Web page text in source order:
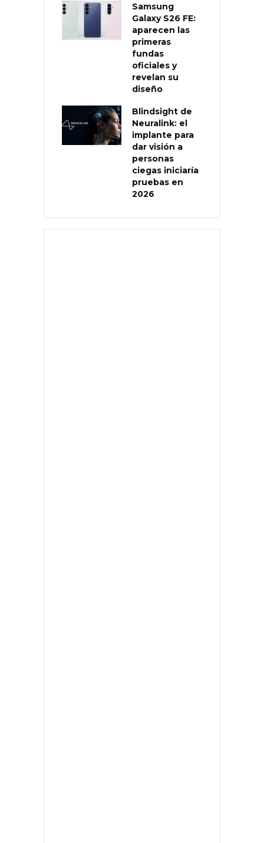
Samsung
Galaxy S26 FE:
aparecen las
primeras
fundas
oficiales y
revelan su
diseño
Blindsight de
Neuralink: el
implante para
dar visión a
personas
ciegas iniciaría
pruebas en
2026